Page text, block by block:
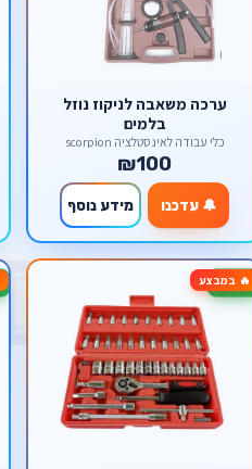
ערכה משאבה לניקוז נוזל
בלמים
כלי עבודה לאינסטלציה scorpion
₪100
🔔 עדכנו מידע נוסף
🔥 במבצע-61%